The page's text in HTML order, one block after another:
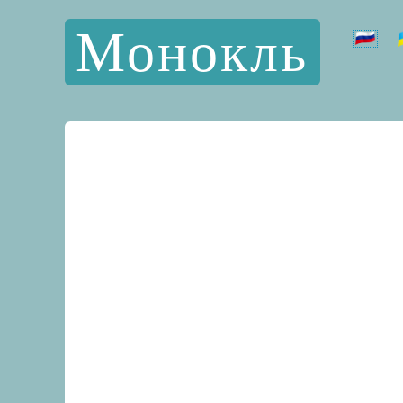
Монокль